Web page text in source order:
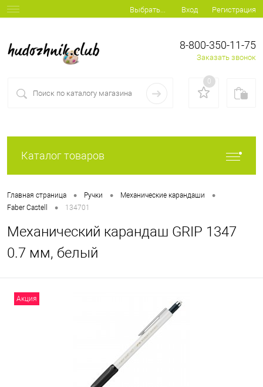
Выбрать... Вход Регистрация
8-800-350-11-75
Заказать звонок
0
Каталог товаров
Главная страница • Ручки • Механические карандаши •
Faber Castell • 134701
Механический карандаш GRIP 1347
0.7 мм, белый
Акция